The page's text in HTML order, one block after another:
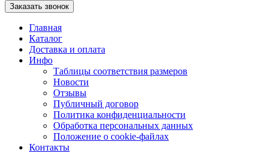
Заказать звонок
Главная
Каталог
Доставка и оплата
Инфо
Таблицы соответствия размеров
Новости
Отзывы
Публичный договор
Политика конфиденциальности
Обработка персональных данных
Положение о cookie-файлах
Контакты